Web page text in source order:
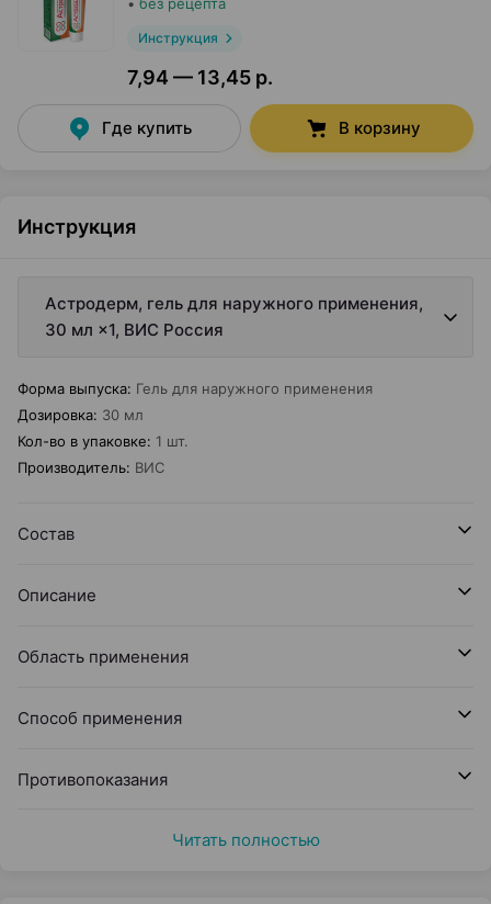
Инструкция
7,94 — 13,45 р.
Где купить В корзину
Инструкция
Астродерм, гель для наружного применения,
30 мл ×1, ВИС Россия
Форма выпуска: Гель для наружного применения
Дозировка: 30 мл
Кол-во в упаковке: 1 шт.
Производитель: ВИС
Состав
Описание
Область применения
Способ применения
Противопоказания
Читать полностью